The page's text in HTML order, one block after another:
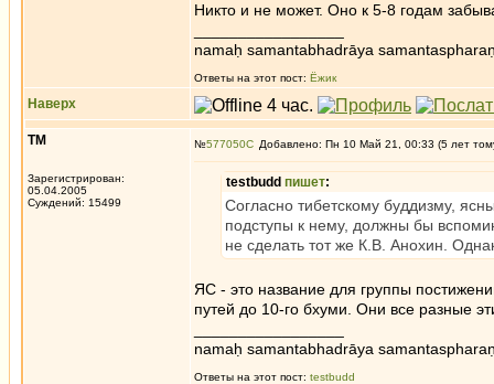
Никто и не может. Оно к 5-8 годам
namaḥ samantabhadrāya
Ответы на этот пост: Ёжик
Наверх
ТМ
Зарегистрирован:
05.04.2005
Суждений: 15499
№577050 Добавлено: Пн 10 Май 21, 00:33 (5 лет
testbudd пишет:
Согласно тибетскому буддизму,
подступы к нему, должны бы
не сделать тот же К.В. Анохин.
ЯС - это название для группы
путей до 10-го бхуми. Они все разные
namaḥ samantabhadrāya
Ответы на этот пост: testbudd